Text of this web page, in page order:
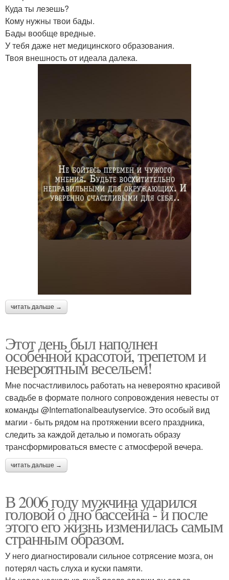
Куда ты лезешь?
Кому нужны твои бады.
Бады вообще вредные.
У тебя даже нет медицинского образования.
Твоя внешность от идеала далека.
читать дальше →
Этот день был наполнен
особенной красотой, трепетом и
невероятным весельем!
Мне посчастливилось работать на невероятно красивой
свадьбе в формате полного сопровождения невесты от
команды @Internationalbeautyservice. Это особый вид
магии - быть рядом на протяжении всего праздника,
следить за каждой деталью и помогать образу
трансформироваться вместе с атмосферой вечера.
читать дальше →
В 2006 году мужчина ударился
головой о дно бассейна - и после
этого его жизнь изменилась самым
странным образом.
У него диагностировали сильное сотрясение мозга, он
потерял часть слуха и куски памяти.